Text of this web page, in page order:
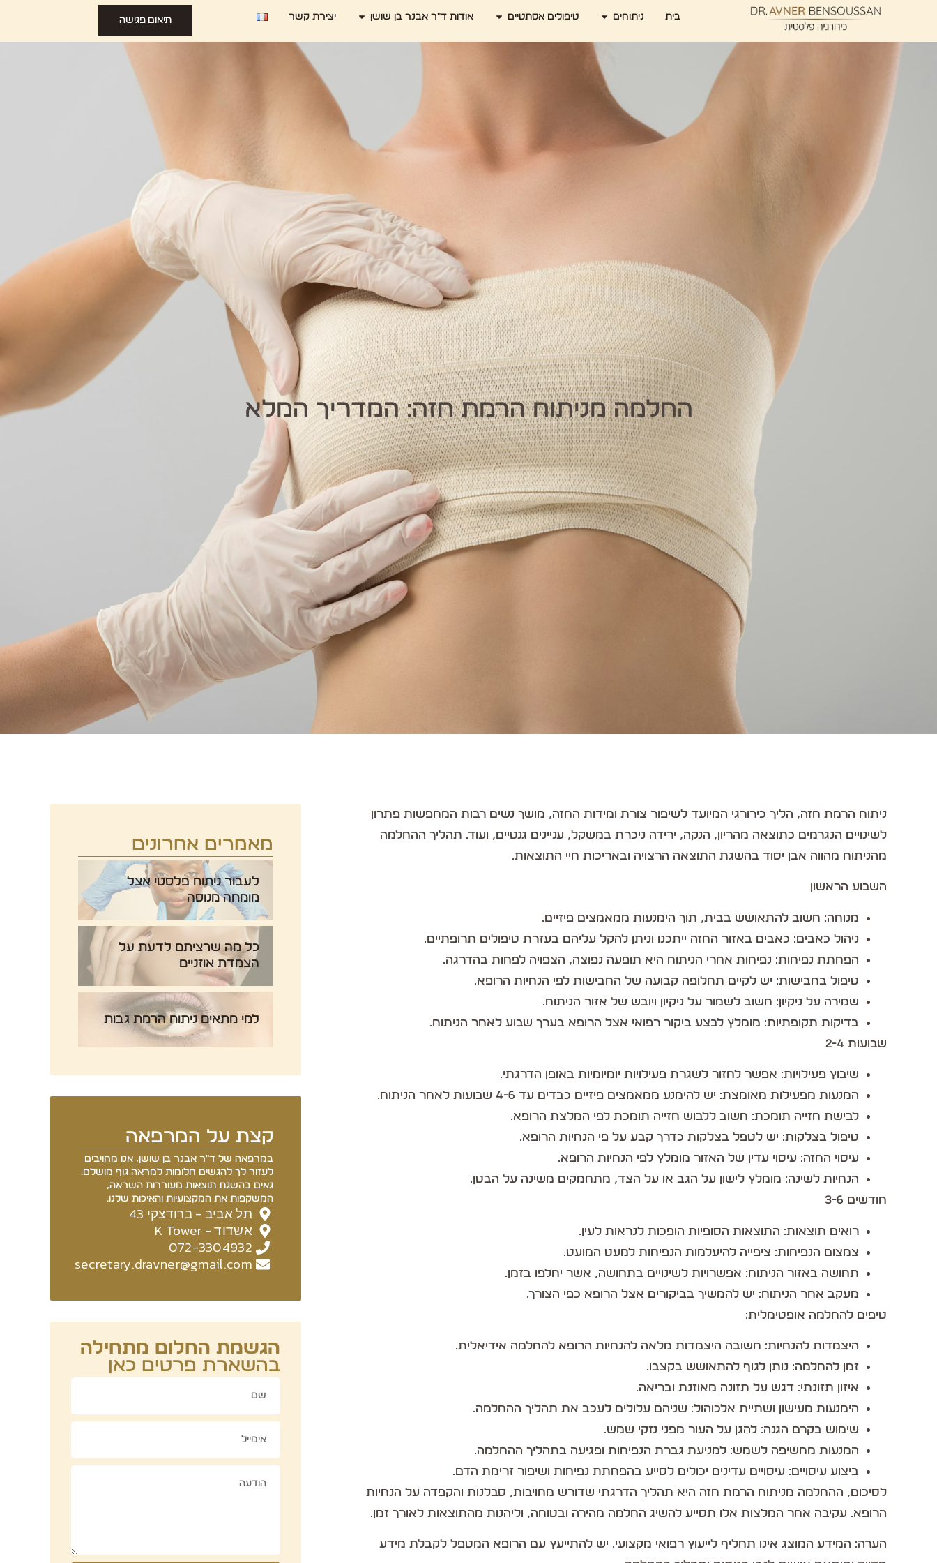
תיאום פגישה בית ניתוחים טיפולים אסתטיים אודות ד"ר אבנר בן שושן יצירת קשר
החלמה מניתוח הרמת חזה: המדריך המלא
ניתוח הרמת חזה, הליך כירורגי המיועד לשיפור צורת ומידות החזה, מושך נשים רבות המחפשות פתרון
לשינויים הנגרמים כתוצאה מהריון, הנקה, ירידה ניכרת במשקל, עניינים גנטיים, ועוד. תהליך ההחלמה
מהניתוח מהווה אבן יסוד בהשגת התוצאה הרצויה ובאריכות חיי התוצאות.
השבוע הראשון
מנוחה: חשוב להתאושש בבית, תוך הימנעות ממאמצים פיזיים.
ניהול כאבים: כאבים באזור החזה ייתכנו וניתן להקל עליהם בעזרת טיפולים תרופתיים.
הפחתת נפיחות: נפיחות אחרי הניתוח היא תופעה נפוצה, הצפויה לפחות בהדרגה.
טיפול בחבישות: יש לקיים תחלופה קבועה של החבישות לפי הנחיות הרופא.
שמירה על ניקיון: חשוב לשמור על ניקיון ויובש של אזור הניתוח.
בדיקות תקופתיות: מומלץ לבצע ביקור רפואי אצל הרופא בערך שבוע לאחר הניתוח.
שבועות 2-4
שיבוץ פעילויות: אפשר לחזור לשגרת פעילויות יומיומיות באופן הדרגתי.
המנעות מפעילות מאומצת: יש להימנע ממאמצים פיזיים כבדים עד 4-6 שבועות לאחר הניתוח.
לבישת חזייה תומכת: חשוב ללבוש חזייה תומכת לפי המלצת הרופא.
טיפול בצלקות: יש לטפל בצלקות כדרך קבע על פי הנחיות הרופא.
עיסוי החזה: עיסוי עדין של האזור מומלץ לפי הנחיות הרופא.
הנחיות לשינה: מומלץ לישון על הגב או על הצד, מתחמקים משינה על הבטן.
חודשים 3-6
רואים תוצאות: התוצאות הסופיות הופכות לנראות לעין.
צמצום הנפיחות: ציפייה להיעלמות הנפיחות למעט המועט.
תחושה באזור הניתוח: אפשרויות לשינויים בתחושה, אשר יחלפו בזמן.
מעקב אחר הניתוח: יש להמשיך בביקורים אצל הרופא כפי הצורך.
טיפים להחלמה אופטימלית:
היצמדות להנחיות: חשובה היצמדות מלאה להנחיות הרופא להחלמה אידיאלית.
זמן להחלמה: נותן לגוף להתאושש בקצבו.
איזון תזונתי: דגש על תזונה מאוזנת ובריאה.
הימנעות מעישון ושתיית אלכוהול: שניהם עלולים לעכב את תהליך ההחלמה.
שימוש בקרם הגנה: להגן על העור מפני נזקי שמש.
המנעות מחשיפה לשמש: למניעת גברת הנפיחות ופגיעה בתהליך ההחלמה.
ביצוע עיסויים: עיסויים עדינים יכולים לסייע בהפחתת נפיחות ושיפור זרימת הדם.
לסיכום, ההחלמה מניתוח הרמת חזה היא תהליך הדרגתי שדורש מחויבות, סבלנות והקפדה על הנחיות
הרופא. עקיבה אחר המלצות אלו תסייע להשיג החלמה מהירה ובטוחה, וליהנות מהתוצאות לאורך זמן.
הערה: המידע המוצג אינו תחליף לייעוץ רפואי מקצועי. יש להתייעץ עם הרופא המטפל לקבלת מידע
מאמרים אחרונים
לעבור ניתוח פלסטי אצל
מומחה מנוסה
כל מה שרציתם לדעת על
הצמדת אוזניים
למי מתאים ניתוח הרמת גבות
קצת על המרפאה
במרפאה של ד"ר אבנר בן שושן, אנו מחויבים
לעזור לך להגשים חלומות למראה גוף מושלם.
גאים בהשגת תוצאות מעוררות השראה,
המשקפות את המקצועיות והאיכות שלנו.
תל אביב - ברודצקי 43
אשדוד - K Tower
072-3304932
secretary.dravner@gmail.com
הגשמת החלום מתחילה
בהשארת פרטים כאן